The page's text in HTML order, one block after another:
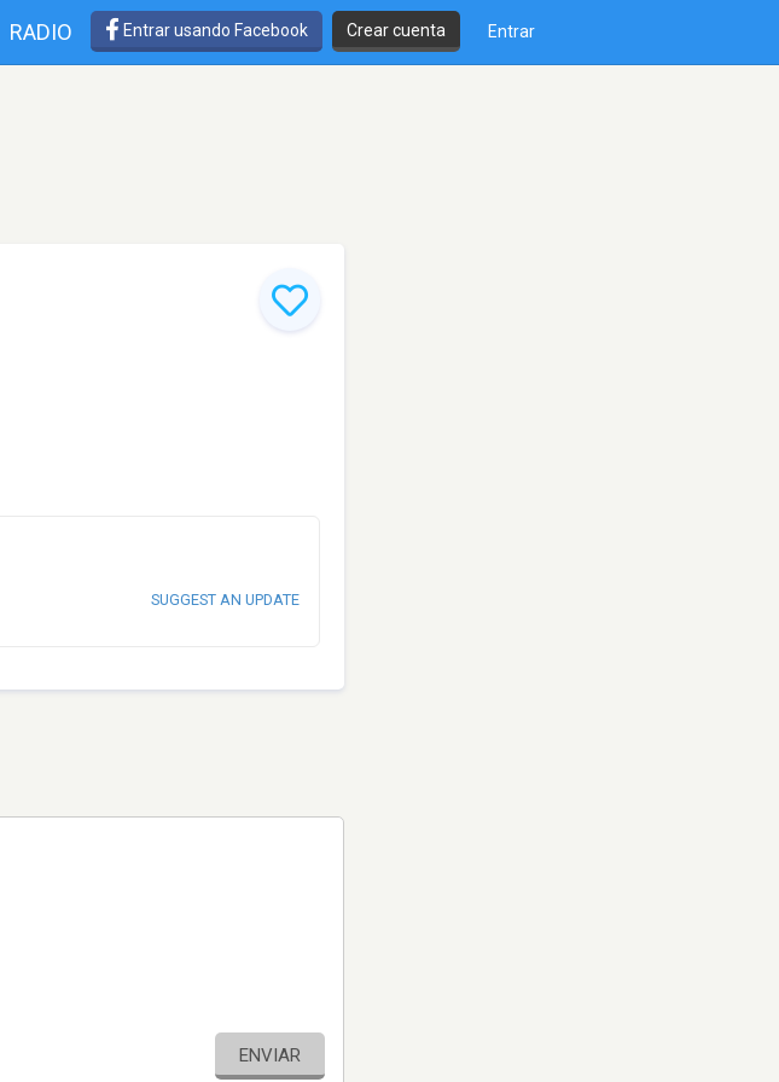
RADIO Entrar usando Facebook Crear cuenta Entrar
SUGGEST AN UPDATE
ENVIAR